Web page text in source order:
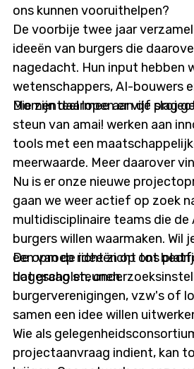
ons kunnen vooruithelpen?
De voorbije twee jaar
ideeën van burgers die
nagedacht. Hun input hebben
wetenschappers, AI-bouwers
Die zijn daarmee aan de slag
Momenteel lopen er vijf
steun van amai! werken aan
tools met een
meerwaarde. Meer daarover
Nu is er onze nieuwe
gaan we weer actief op zoek
multidisciplinaire teams die de
burgers willen waarmaken. Wil
een van de ideeën op ons
dat graag steunen.
De oproep richt zicht tot
hogescholen,
burgerverenigingen, vzw's of
samen een idee willen
Wie als
projectaanvraag indient, kan